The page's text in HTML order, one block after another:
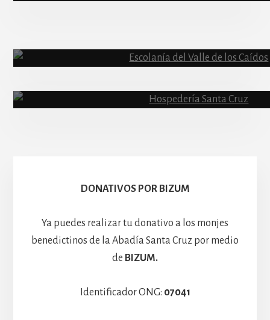
Hospedería
DONATIVOS POR BIZUM
Ya puedes realizar tu donativo a los monjes
benedictinos de la Abadía Santa Cruz por medio
de BIZUM.
Identificador ONG: 07041